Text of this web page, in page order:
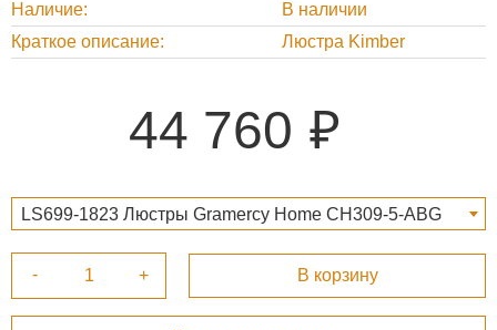
Наличие
В наличии
Краткое описание
Люстра Kimber
44 760
LS699-1823 Люстры Gramercy Home CH309-5-ABG